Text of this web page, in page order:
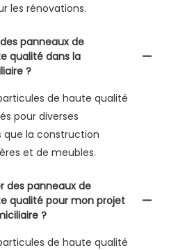
les rénovations.
panneaux de
qualité dans la
?
de haute qualité
pour diverses
que la construction
et de meubles.
des panneaux de
qualité pour mon projet
?
de haute qualité